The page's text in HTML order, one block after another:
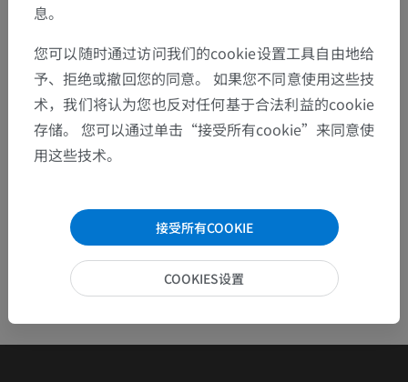
欢迎提出更正、翻译或内容改进的建议。
检举错误
下载APP
息。
您可以随时通过访问我们的cookie设置工具自由地给
予、拒绝或撤回您的同意。 如果您不同意使用这些技
术，我们将认为您也反对任何基于合法利益的cookie
存储。 您可以通过单击“接受所有cookie”来同意使
用这些技术。
接受所有COOKIE
COOKIES设置